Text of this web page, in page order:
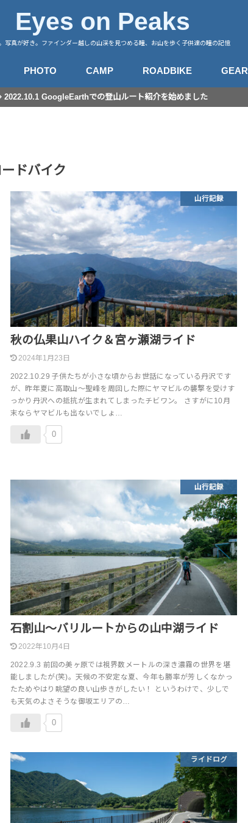
Eyes on Peaks
写真が好き。ファインダー越しの山渓を見つめる瞳、お山を歩く子供達の瞳の記憶
中央アルプス
南アルプス
八ヶ岳
谷川・武尊
赤城・榛名・荒船
四阿山
奥秩父
奥武蔵
高尾・陣馬
富士・御坂
丹沢
伊豆・愛鷹
箱根・湯河原
東海
房総・三浦
子連れ登山のこと
登山とITと
登山ギア
登山ギア(子供用)
PHOTO
カメラ
レンズ
星景撮影
日常スナップ
CAMP
キャンプサイト
ROADBIKE
ライドログ
GEAR
2022.10.1 GoogleEarthでの登山ルート紹介を始めました
ドバイク
山行記録
秋の仏果山ハイク＆宮ヶ瀬湖ライド
2024年1月23日
2022.10.29 子供たちが小さな頃からお世話になっている丹沢です
が、昨年夏に高取山～聖峰を周回した際にヤマビルの襲撃を受けす
っかり丹沢への抵抗が生まれてしまったチビワン。 さすがに10月
末ならヤマビルも出ないでしょ…
0
山行記録
石割山～バリルートからの山中湖ライド
2022年10月4日
2022.9.3 前回の美ヶ原では視界数メートルの深き濃霧の世界を堪
能しましたが(笑)。天候の不安定な夏、今年も勝率が芳しくなかっ
たためやはり眺望の良い山歩きがしたい！ というわけで、少しで
も天気のよさそうな御坂エリアの…
0
ライドログ